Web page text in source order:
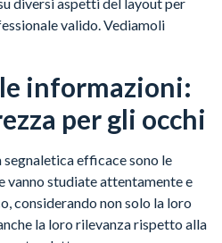
valido. Vediamoli
informazioni:
per gli occhi
efficace sono le
vanno studiate attentamente e
considerando non solo la loro
la loro rilevanza rispetto alla